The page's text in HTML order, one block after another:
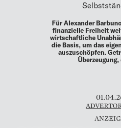
Für Alexander
finanzielle Freiheit
wirtschaftliche
die Basis, um das
auszuschöpfen.